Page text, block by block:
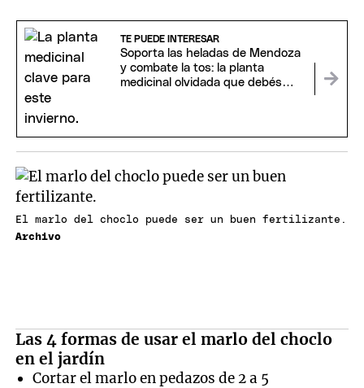
TE PUEDE INTERESAR
Soporta las heladas de Mendoza
y combate la tos: la planta
medicinal olvidada que debés
El marlo del choclo puede ser un buen fertilizante.
Archivo
Las 4 formas de usar el marlo del choclo
en el jardín
Cortar el marlo en pedazos de 2 a 5